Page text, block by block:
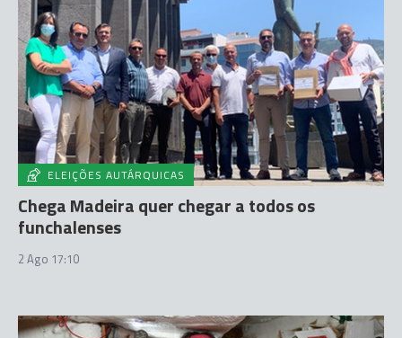
ELEIÇÕES AUTÁRQUICAS
Chega Madeira quer chegar a todos os
funchalenses
2 Ago 17:10